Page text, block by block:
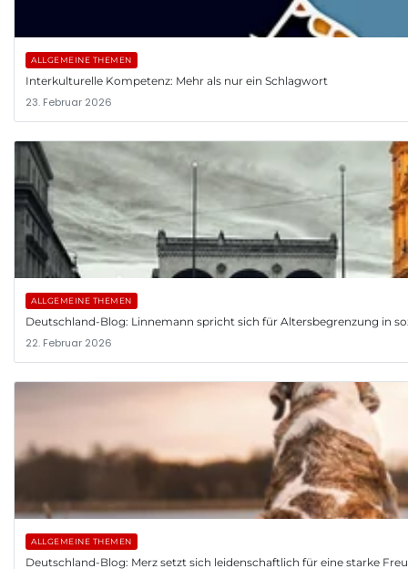
ALLGEMEINE THEMEN
Interkulturelle Kompetenz: Mehr als nur ein Schlagwort
23. Februar 2026
ALLGEMEINE THEMEN
Deutschland-Blog: Linnemann spricht sich für Altersbegrenzung in
22. Februar 2026
ALLGEMEINE THEMEN
Deutschland-Blog: Merz setzt sich leidenschaftlich für eine starke